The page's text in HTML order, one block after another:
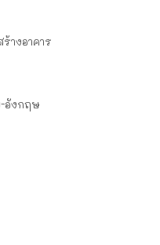
งอาคาร
งกฤษ